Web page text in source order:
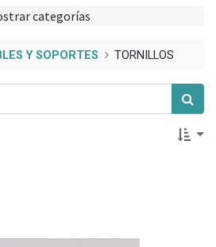
categorías
Y SOPORTES TORNILLOS